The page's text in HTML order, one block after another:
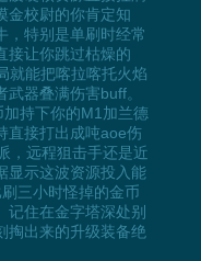
金校尉的你肯定知
，特别是单刷时经常
接让你跳过枯燥的
能把喀拉喀托火焰
器叠满伤害buff。
持下你的M1加兰德
直接打出成吨aoe伤
，远程狙击手还是近
显示这波资源投入能
三小时怪掉的金币
记住在金字塔深处别
掏出来的升级装备绝